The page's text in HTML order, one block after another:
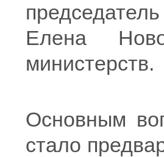
Елена
министерств.
Основным
стало